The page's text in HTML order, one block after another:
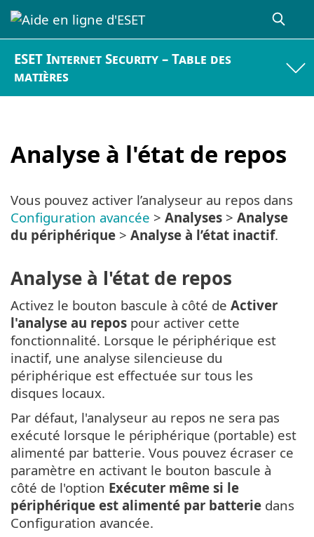
ESET Internet Security – Table des
matières
Analyse à l'état de repos
Vous pouvez activer l’analyseur au repos dans
Configuration avancée > Analyses > Analyse
du périphérique > Analyse à l’état inactif.
Analyse à l'état de repos
Activez le bouton bascule à côté de Activer
l'analyse au repos pour activer cette
fonctionnalité. Lorsque le périphérique est
inactif, une analyse silencieuse du
périphérique est effectuée sur tous les
disques locaux.
Par défaut, l'analyseur au repos ne sera pas
exécuté lorsque le périphérique (portable) est
alimenté par batterie. Vous pouvez écraser ce
paramètre en activant le bouton bascule à
côté de l'option Exécuter même si le
périphérique est alimenté par batterie dans
Configuration avancée.